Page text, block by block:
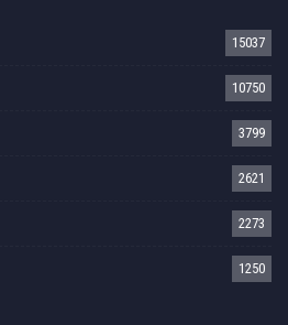
15037
10750
3799
2621
2273
1250